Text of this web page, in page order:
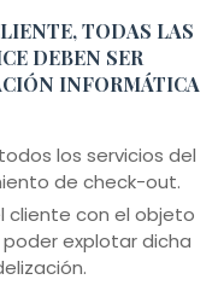
TODAS LAS
DEBEN SER
INFORMÁTICA
los servicios del
de check-out.
cliente con el objeto
explotar dicha